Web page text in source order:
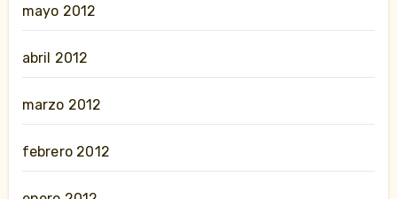
mayo 2012
abril 2012
marzo 2012
febrero 2012